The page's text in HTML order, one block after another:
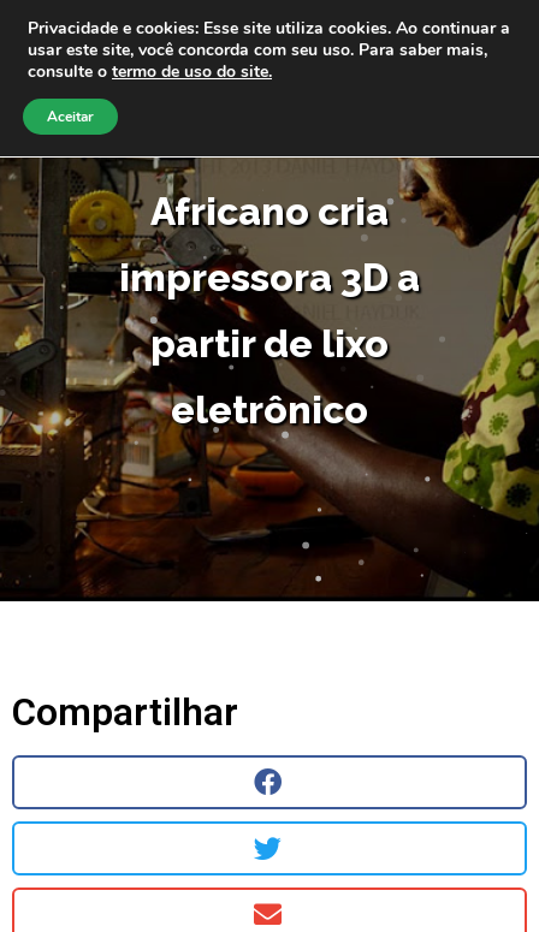
Africano cria
impressora 3D a
partir de lixo
eletrônico
Compartilhar
Privacidade e cookies: Esse site utiliza cookies. Ao continuar a
usar este site, você concorda com seu uso. Para saber mais,
consulte o termo de uso do site.
Aceitar